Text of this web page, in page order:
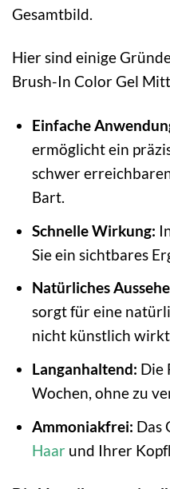
Gesamtbild.
Hier sind einige
Brush-In Color Gel
Einfache
ermöglicht ein
schwer
Bart.
Schnelle Wirkung:
Sie ein sichtbares
Natürliches
sorgt für eine
nicht künstlich
Langanhaltend: Die
Wochen, ohne zu
Ammoniakfrei: Das
Haarund Ihrer